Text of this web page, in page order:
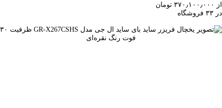
از ۳۷۰٫۱۰۰٫۰۰۰ تومان
در ۳۳ فروشگاه